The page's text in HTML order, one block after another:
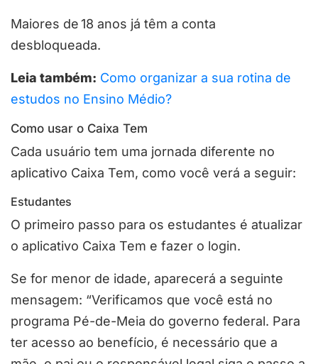
Maiores de 18 anos já têm a conta
desbloqueada.
Leia também: Como organizar a sua rotina de
estudos no Ensino Médio?
Como usar o Caixa Tem
Cada usuário tem uma jornada diferente no
aplicativo Caixa Tem, como você verá a seguir:
Estudantes
O primeiro passo para os estudantes é atualizar
o aplicativo Caixa Tem e fazer o login.
Se for menor de idade, aparecerá a seguinte
mensagem: “Verificamos que você está no
programa Pé-de-Meia do governo federal. Para
ter acesso ao benefício, é necessário que a